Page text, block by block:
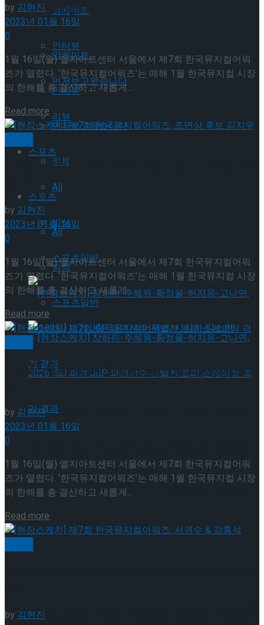
앙케이트
인터뷰
먼저보고왔습니다
리뷰
스포츠
All
빙상
스포츠일반
[현장스케치] 장하린-주혜원-황정율-허지유-
프리 스케이팅 경기 결과
2026 ISU 피겨 JGP 파견선수 선발전 프리 스케
Trending Tags
앙케이트
인터뷰
먼저보고왔습니다
리뷰
스포츠
All
빙상
스포츠일반
고나연, 2026 ISU 피겨 JGP 파견선수 선발전
프리 스케이팅 경기 결과
[현장스케치] 이규리-전효은-김지유-박하영,
by김현진
2023년 01월 16일
0
1월 16일(월) 엘지아트센터 서울에서 제7회 한국뮤지컬어워
즈가 열렸다. ‘한국뮤지컬어워즈’는 매해 1월 한국뮤지컬 시장
의 한해를 총 결산하고 새롭게...
Read more
[현장스케치] 제7회 한국뮤지컬어워즈, 조연상 후보
by김현진
2023년 01월 16일
0
1월 16일(월) 엘지아트센터 서울에서 제7회 한국뮤지컬어워
즈가 열렸다. ‘한국뮤지컬어워즈’는 매해 1월 한국뮤지컬 시장
의 한해를 총 결산하고 새롭게...
Read more
[현장스케치] 제7회 한국뮤지컬어워즈, 시상자 김소
by김현진
2023년 01월 16일
0
1월 16일(월) 엘지아트센터 서울에서 제7회 한국뮤지컬어워
즈가 열렸다. ‘한국뮤지컬어워즈’는 매해 1월 한국뮤지컬 시장
의 한해를 총 결산하고 새롭게...
Read more
by 김현진